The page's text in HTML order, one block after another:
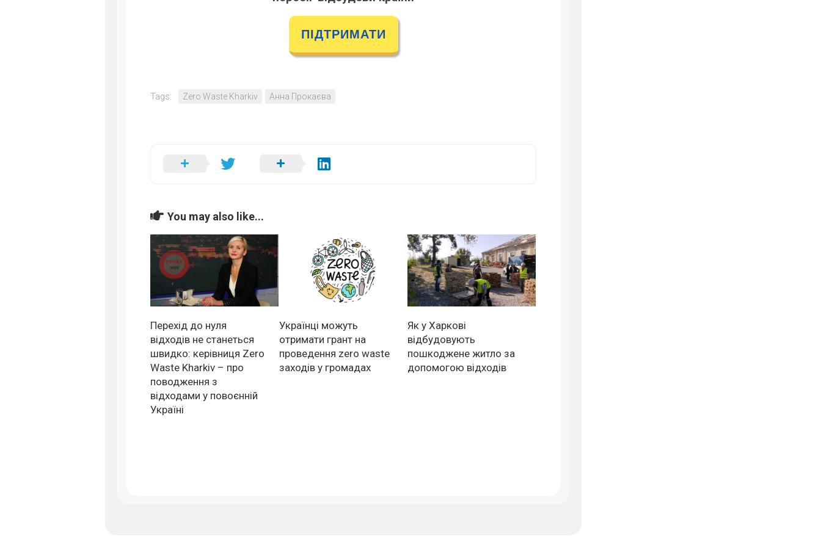
ПІДТРИМАТИ
Tags: Zero Waste Kharkiv Анна Прокаєва
You may also like...
Перехід до нуля
відходів не станеться
швидко: керівниця Zero
Waste Kharkiv – про
поводження з
відходами у повоєнній
Україні
Українці можуть
отримати грант на
проведення zero waste
заходів у громадах
Як у Харкові
відбудовують
пошкоджене житло за
допомогою відходів